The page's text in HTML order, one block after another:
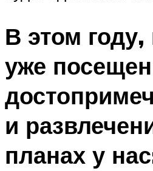
В этом
уже
и
планах у